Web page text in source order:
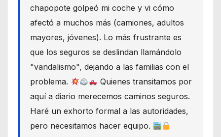
chapopote golpeó mi coche y vi cómo
afectó a muchos más (camiones, adultos
mayores, jóvenes). Lo más frustrante es
que los seguros se deslindan llamándolo
"vandalismo", dejando a las familias con el
problema.
Quienes transitamos por
aquí a diario merecemos caminos seguros.
Haré un exhorto formal a las autoridades,
pero necesitamos hacer equipo.